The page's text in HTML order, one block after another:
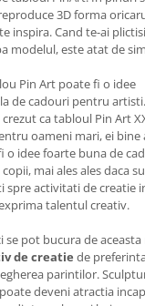
3D forma
inspira. Cand te-ai
modelul, este atat de
Pin Art poate fi o idee
de cadouri pentru
crezut ca tabloul Pin Art
oameni mari, ei bine
o idee foarte buna de
mai ales ales daca
spre activitati de creatie
talentul creativ.
se pot bucura de aceasta
de creatie de
parintilor.
deveni atractia